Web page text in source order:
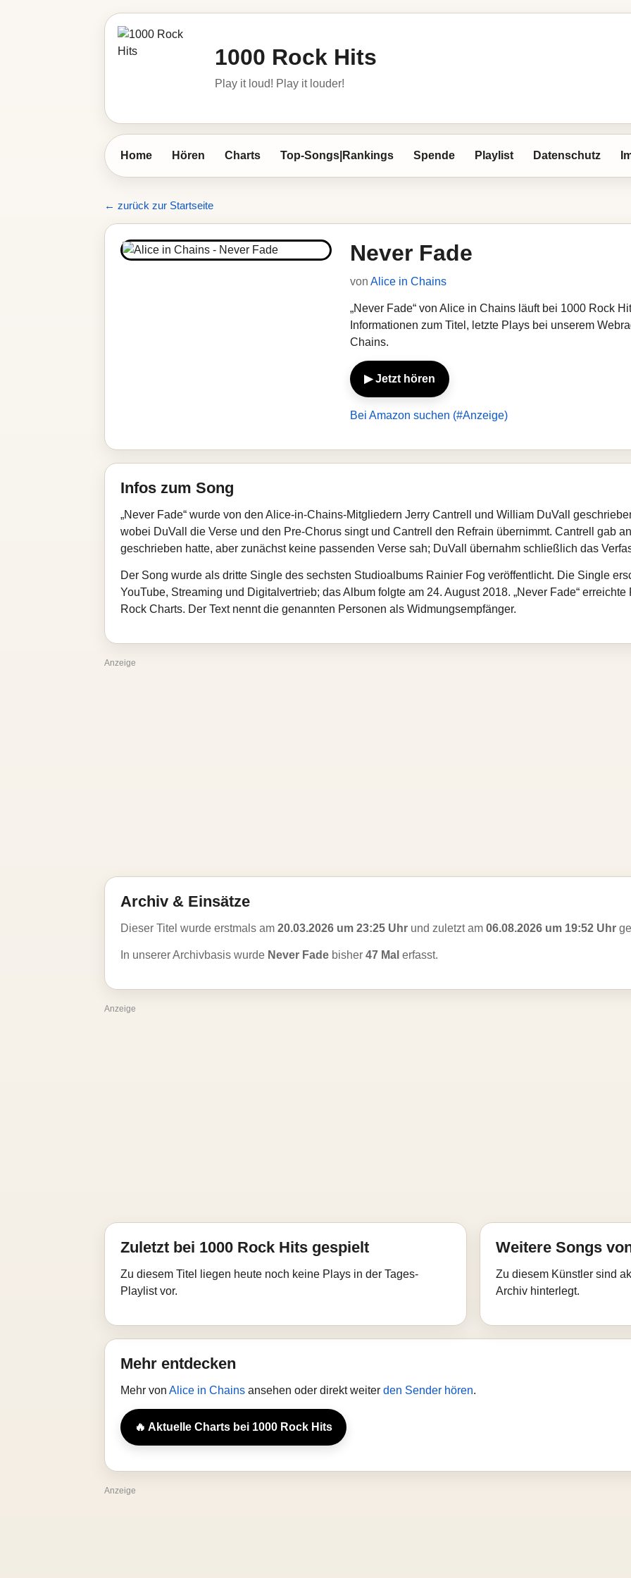
1000 Rock Hits
Play it loud! Play it louder!
Home Hören Charts Top-Songs|Rankings Spende Playlist Datenschutz
← zurück zur Startseite
Never Fade
von Alice in Chains
„Never Fade“ von Alice in Chains läuft bei 1000 Rock
Informationen zum Titel, letzte Plays bei unserem
Chains.
▶ Jetzt hören
Bei Amazon suchen (#Anzeige)
Infos zum Song
„Never Fade“ wurde von den Alice-in-Chains-Mitgliedern Jerry Cantrell und William DuVall
wobei DuVall die Verse und den Pre‑Chorus singt und Cantrell den Refrain übernimmt. Cantrell gab
geschrieben hatte, aber zunächst keine passenden Verse sah; DuVall übernahm schließlich das
Der Song wurde als dritte Single des sechsten Studioalbums Rainier Fog veröffentlicht. Die Single
YouTube, Streaming und Digitalvertrieb; das Album folgte am 24. August 2018. „Never Fade“
Rock Charts. Der Text nennt die genannten Personen als Widmungsempfänger.
Anzeige
Archiv & Einsätze
Dieser Titel wurde erstmals am 20.03.2026 um 23:25 Uhr und zuletzt am 06.08.2026 um 19:52 Uhr
In unserer Archivbasis wurde Never Fade bisher 47 Mal erfasst.
Anzeige
Zuletzt bei 1000 Rock Hits gespielt
Zu diesem Titel liegen heute noch keine Plays in der Tages-
Playlist vor.
Weitere Songs
Zu diesem Künstler sind
Archiv hinterlegt.
Mehr entdecken
Mehr von Alice in Chains ansehen oder direkt weiter den Sender hören.
🔥 Aktuelle Charts bei 1000 Rock Hits
Anzeige